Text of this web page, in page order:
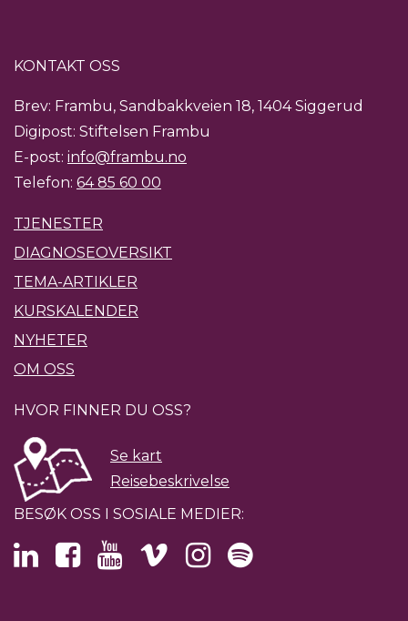
KONTAKT OSS
Brev: Frambu, Sandbakkveien 18, 1404 Siggerud
Digipost: Stiftelsen Frambu
E-post: info@frambu.no
Telefon: 64 85 60 00
TJENESTER
DIAGNOSEOVERSIKT
TEMA-ARTIKLER
KURSKALENDER
NYHETER
OM OSS
HVOR FINNER DU OSS?
Se kart
Reisebeskrivelse
BESØK OSS I SOSIALE MEDIER: